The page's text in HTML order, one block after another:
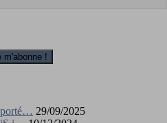
29/09/2025